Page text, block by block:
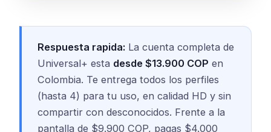
Respuesta rapida: La cuenta completa de
Universal+ esta desde $13.900 COP en
Colombia. Te entrega todos los perfiles
(hasta 4) para tu uso, en calidad HD y sin
compartir con desconocidos. Frente a la
pantalla de $9.900 COP, pagas $4.000